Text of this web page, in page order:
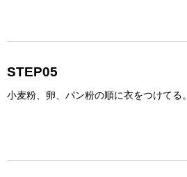
STEP05
小麦粉、卵、パン粉の順に衣をつけてる。